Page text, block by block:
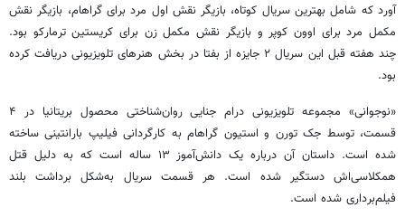
آورد که شامل بهترین سریال کوتاه، بازیگر نقش اول مرد برای گراهام، بازیگر نقش
مکمل مرد برای اوون کوپر و بازیگر نقش مکمل زن برای کریستین ترمارکو بود.
چند هفته قبل این سریال ۲ جایزه از بفتا در بخش هنرهای تلویزیونی دریافت کرده
بود.
«نوجوانی» مجموعه تلویزیونی درام جنایی روان‌شناختی محصول بریتانیا در ۴
قسمت، توسط جک تورن و استیون گراهام به کارگردانی فیلیپ بارانتینی ساخته
شده است. داستان آن درباره یک دانش‌آموز ۱۳ ساله است که به دلیل قتل
همکلاسی‌اش دستگیر شده است. هر قسمت سریال به‌شکل برداشت بلند
فیلم‌برداری شده است.